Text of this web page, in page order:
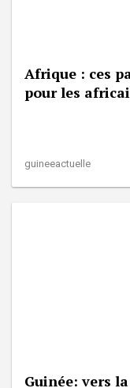
Afrique : ces
pour les
guineeactuelle
Guinée: vers